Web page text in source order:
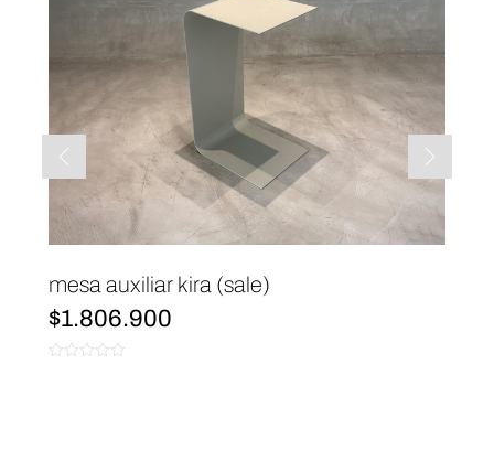
mesa auxiliar kira (sale)
$1.806.900